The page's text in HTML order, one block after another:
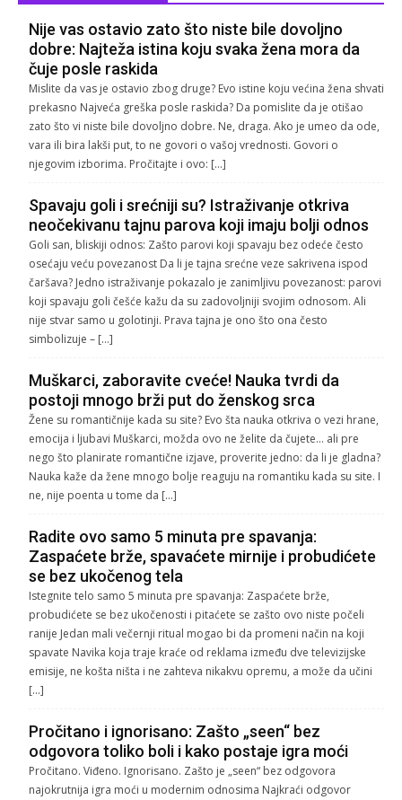
Nije vas ostavio zato što niste bile dovoljno
dobre: Najteža istina koju svaka žena mora da
čuje posle raskida
Mislite da vas je ostavio zbog druge? Evo istine koju većina žena shvati
prekasno Najveća greška posle raskida? Da pomislite da je otišao
zato što vi niste bile dovoljno dobre. Ne, draga. Ako je umeo da ode,
vara ili bira lakši put, to ne govori o vašoj vrednosti. Govori o
njegovim izborima. Pročitajte i ovo: […]
Spavaju goli i srećniji su? Istraživanje otkriva
neočekivanu tajnu parova koji imaju bolji odnos
Goli san, bliskiji odnos: Zašto parovi koji spavaju bez odeće često
osećaju veću povezanost Da li je tajna srećne veze sakrivena ispod
čaršava? Jedno istraživanje pokazalo je zanimljivu povezanost: parovi
koji spavaju goli češće kažu da su zadovoljniji svojim odnosom. Ali
nije stvar samo u golotinji. Prava tajna je ono što ona često
simbolizuje – […]
Muškarci, zaboravite cveće! Nauka tvrdi da
postoji mnogo brži put do ženskog srca
Žene su romantičnije kada su site? Evo šta nauka otkriva o vezi hrane,
emocija i ljubavi Muškarci, možda ovo ne želite da čujete… ali pre
nego što planirate romantične izjave, proverite jedno: da li je gladna?
Nauka kaže da žene mnogo bolje reaguju na romantiku kada su site. I
ne, nije poenta u tome da […]
Radite ovo samo 5 minuta pre spavanja:
Zaspaćete brže, spavaćete mirnije i probudićete
se bez ukočenog tela
Istegnite telo samo 5 minuta pre spavanja: Zaspaćete brže,
probudićete se bez ukočenosti i pitaćete se zašto ovo niste počeli
ranije Jedan mali večernji ritual mogao bi da promeni način na koji
spavate Navika koja traje kraće od reklama između dve televizijske
emisije, ne košta ništa i ne zahteva nikakvu opremu, a može da učini
[…]
Pročitano i ignorisano: Zašto „seen“ bez
odgovora toliko boli i kako postaje igra moći
Pročitano. Viđeno. Ignorisano. Zašto je „seen“ bez odgovora
najokrutnija igra moći u modernim odnosima Najkraći odgovor